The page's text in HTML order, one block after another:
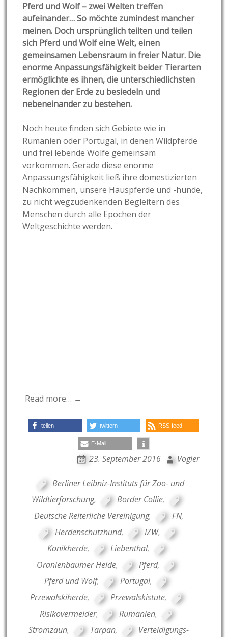
Pferd und Wolf – zwei Welten treffen
aufeinander… So möchte zumindest mancher
meinen. Doch ursprünglich teilten und teilen
sich Pferd und Wolf eine Welt, einen
gemeinsamen Lebensraum in freier Natur. Die
enorme Anpassungsfähigkeit beider Tierarten
ermöglichte es ihnen, die unterschiedlichsten
Regionen der Erde zu besiedeln und
nebeneinander zu bestehen.
Noch heute finden sich Gebiete wie in
Rumänien oder Portugal, in denen Wildpferde
und frei lebende Wölfe gemeinsam
vorkommen. Gerade diese enorme
Anpassungsfähigkeit ließ ihre domestizierten
Nachkommen, unsere Hauspferde und -hunde,
zu nicht wegzudenkenden Begleitern des
Menschen durch alle Epochen der
Weltgeschichte werden.
Read more… →
teilen twittern RSS-feed
E-Mail
23. September 2016 Vogler
Berliner Leibniz-Instituts für Zoo- und
Wildtierforschung, Border Collie,
Deutsche Reiterliche Vereinigung, FN,
Herdenschutzhund, IZW,
Konikherde, Liebenthal,
Oranienbaumer Heide, Pferd,
Pferd und Wolf, Portugal,
Przewalskiherde, Przewalskistute,
Risikovermeider, Rumänien,
Stromzaun, Tarpan, Verteidigungs-